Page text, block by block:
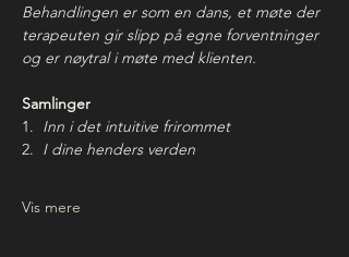
Behandlingen er som en dans, et møte der
terapeuten gir slipp på egne forventninger
og er nøytral i møte med klienten.
Samlinger
1. Inn i det intuitive frirommet
2. I dine henders verden
Vis mere